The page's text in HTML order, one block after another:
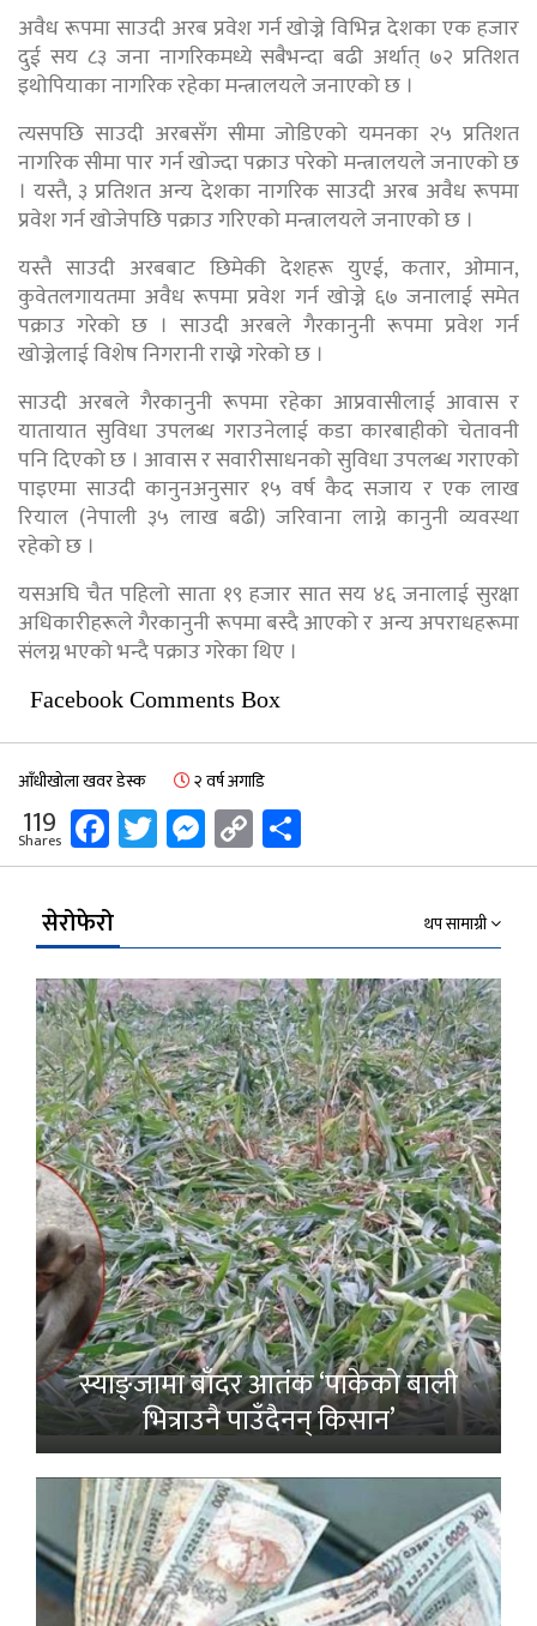
अवैध रूपमा साउदी अरब प्रवेश गर्न खोज्ने विभिन्न देशका एक हजार
दुई सय ८३ जना नागरिकमध्ये सबैभन्दा बढी अर्थात् ७२ प्रतिशत
इथोपियाका नागरिक रहेका मन्त्रालयले जनाएको छ ।
त्यसपछि साउदी अरबसँग सीमा जोडिएको यमनका २५ प्रतिशत
नागरिक सीमा पार गर्न खोज्दा पक्राउ परेको मन्त्रालयले जनाएको छ
। यस्तै, ३ प्रतिशत अन्य देशका नागरिक साउदी अरब अवैध रूपमा
प्रवेश गर्न खोजेपछि पक्राउ गरिएको मन्त्रालयले जनाएको छ ।
यस्तै साउदी अरबबाट छिमेकी देशहरू युएई, कतार, ओमान,
कुवेतलगायतमा अवैध रूपमा प्रवेश गर्न खोज्ने ६७ जनालाई समेत
पक्राउ गरेको छ । साउदी अरबले गैरकानुनी रूपमा प्रवेश गर्न
खोज्नेलाई विशेष निगरानी राख्ने गरेको छ ।
साउदी अरबले गैरकानुनी रूपमा रहेका आप्रवासीलाई आवास र
यातायात सुविधा उपलब्ध गराउनेलाई कडा कारबाहीको चेतावनी
पनि दिएको छ । आवास र सवारीसाधनको सुविधा उपलब्ध गराएको
पाइएमा साउदी कानुनअनुसार १५ वर्ष कैद सजाय र एक लाख
रियाल (नेपाली ३५ लाख बढी) जरिवाना लाग्ने कानुनी व्यवस्था
रहेको छ ।
यसअघि चैत पहिलो साता १९ हजार सात सय ४६ जनालाई सुरक्षा
अधिकारीहरूले गैरकानुनी रूपमा बस्दै आएको र अन्य अपराधहरूमा
संलग्न भएको भन्दै पक्राउ गरेका थिए ।
Facebook Comments Box
आँधीखोला खवर डेस्क २ वर्ष अगाडि
119
Shares Facebook
Twitter
Messenger
Copy
Link
सेरोफेरो थप सामाग्री
स्याङ्जामा बाँदर आतंक ‘पाकेको बाली
भित्राउनै पाउँदैनन् किसान’